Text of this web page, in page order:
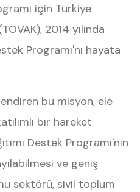
için Türkiye
2014 yılında
Programı'nı hayata
bu misyon, ele
bir hareket
Destek Programı'nın
ve geniş
sektörü, sivil toplum